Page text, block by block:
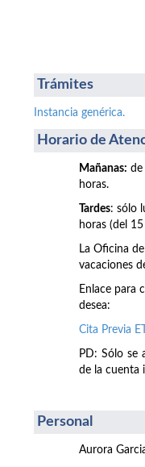
Trámites
Instancia genérica.
Horario de
Mañanas: de
horas.
Tardes: sólo
horas (del
La Oficina
vacaciones
Enlace para
desea:
Cita Previa
PD: Sólo se
de la cuenta
Personal
Aurora